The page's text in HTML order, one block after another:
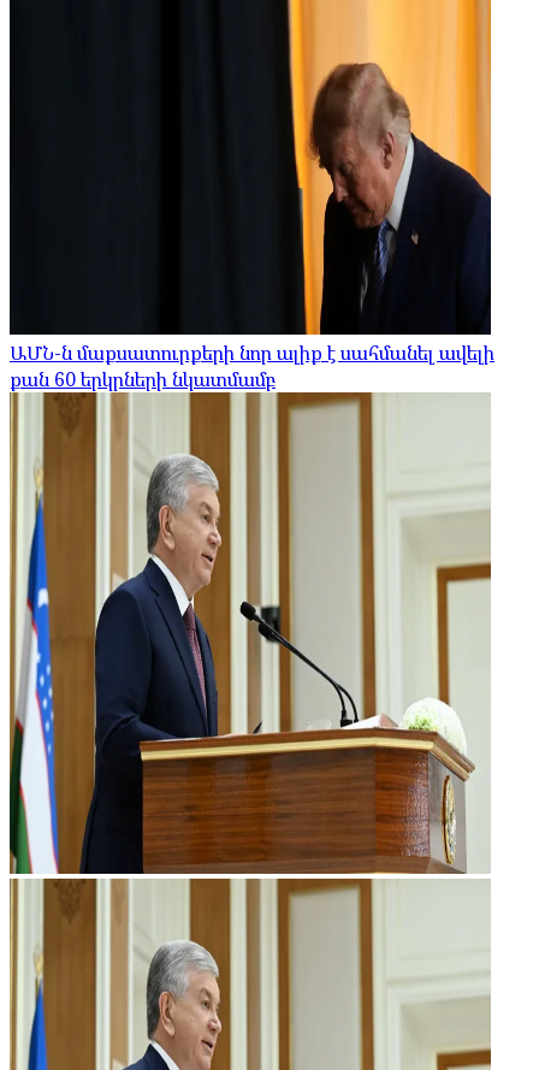
ԱՄՆ-ն մաքսատուրքերի նոր ալիք է սահմանել ավելի
քան 60 երկրների նկատմամբ